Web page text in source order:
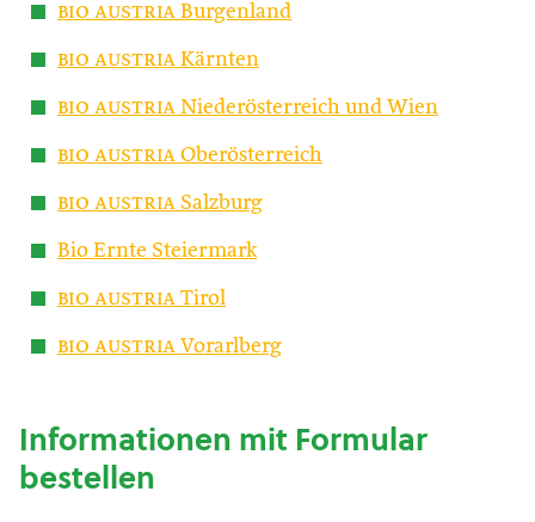
bio austria Burgenland
bio austria Kärnten
bio austria Niederösterreich und Wien
bio austria Oberösterreich
bio austria Salzburg
Bio Ernte Steiermark
bio austria Tirol
bio austria Vorarlberg
Informationen mit Formular
bestellen